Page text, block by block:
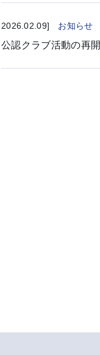
2026.02.09] お知らせ
公認クラブ活動の再開